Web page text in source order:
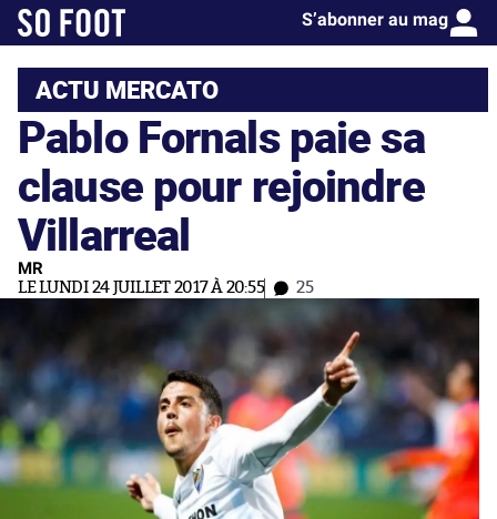
S’abonner au mag
ACTU MERCATO
Pablo Fornals paie sa
clause pour rejoindre
Villarreal
MR
LE LUNDI 24 JUILLET 2017 À 20:55 25